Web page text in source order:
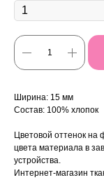
Ширина: 15 мм
Состав: 100% хлопок
Цветовой оттенок на
цвета материала в
устройства.
Интернет-магазин